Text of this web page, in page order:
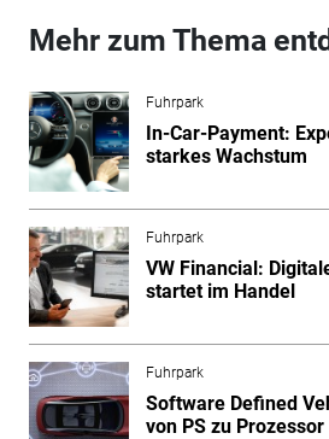
Mehr zum Thema
Fuhrpark
In-Car-Payment:
starkes Wachstum
Fuhrpark
VW Financial:
startet im Handel
Fuhrpark
Software Defined
von PS zu Prozessor